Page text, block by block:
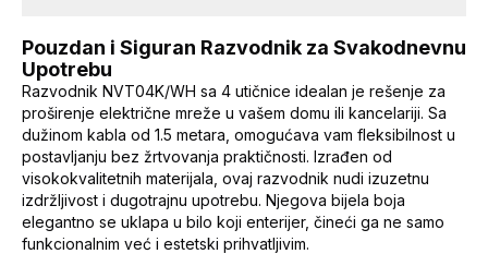
Pouzdan i Siguran Razvodnik za Svakodnevnu
Upotrebu
Razvodnik NVT04K/WH sa 4 utičnice idealan je rešenje za
proširenje električne mreže u vašem domu ili kancelariji. Sa
dužinom kabla od 1.5 metara, omogućava vam fleksibilnost u
postavljanju bez žrtvovanja praktičnosti. Izrađen od
visokokvalitetnih materijala, ovaj razvodnik nudi izuzetnu
izdržljivost i dugotrajnu upotrebu. Njegova bijela boja
elegantno se uklapa u bilo koji enterijer, čineći ga ne samo
funkcionalnim već i estetski prihvatljivim.